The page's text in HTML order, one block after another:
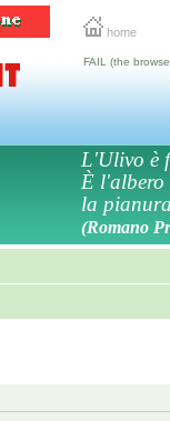
home
FAIL (the
L'Ulivo è
È l'albero
la
(Romano